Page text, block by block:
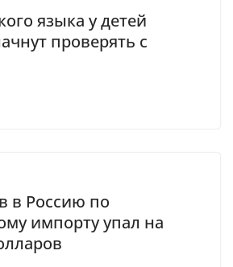
языка у детей
проверять с
в Россию по
импорту упал на